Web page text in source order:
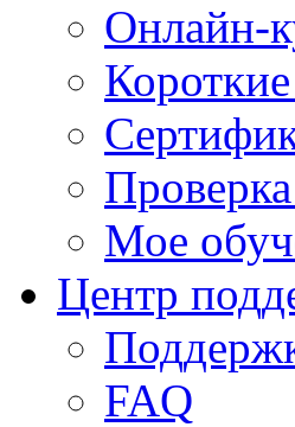
Онлайн-
Мое
Центр
FAQ